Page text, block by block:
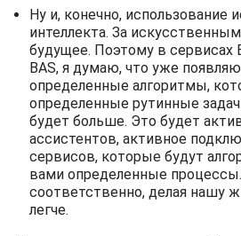
Ну и, конечно, использование
интеллекта. За
будущее. Поэтому в сервисах
BAS, я думаю, что уже
определенные алгоритмы,
определенные рутинные
будет больше. Это будет
ассистентов, активное
сервисов, которые будут
вами определенные
соответственно, делая нашу
легче.